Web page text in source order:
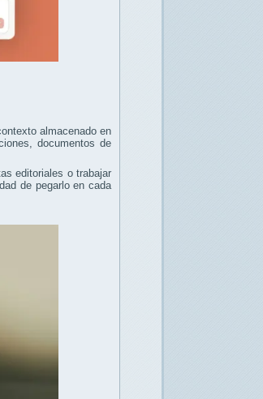
almacenado en
documentos de
editoriales o trabajar
de pegarlo en cada